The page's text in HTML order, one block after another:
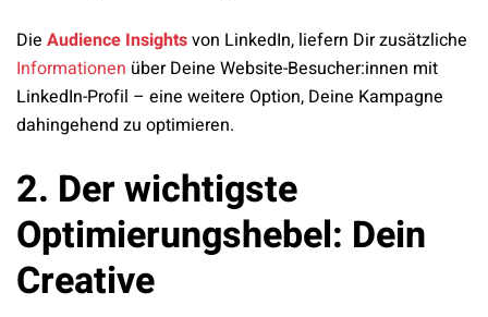
Die Audience Insightsvon LinkedIn, liefern Dir zusätzliche
Informationen über Deine Website-Besucher:innen mit
LinkedIn-Profil – eine weitere Option, Deine Kampagne
dahingehend zu optimieren.
2. Der wichtigste
Optimierungshebel: Dein
Creative